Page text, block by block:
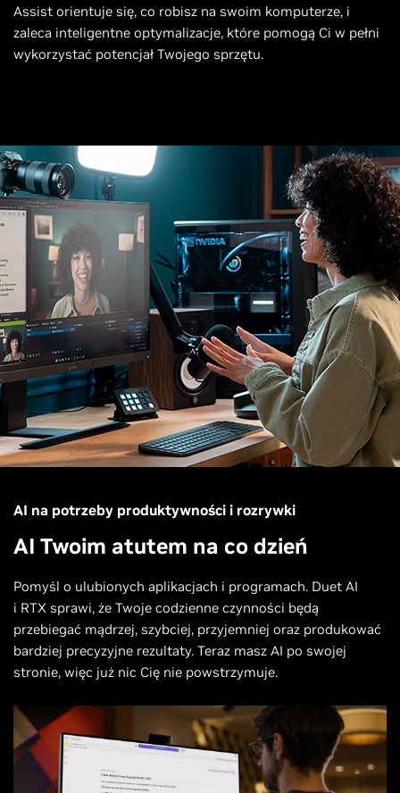
Assist orientuje się, co robisz na swoim komputerze, i
zaleca inteligentne optymalizacje, które pomogą Ci w pełni
wykorzystać potencjał Twojego sprzętu.
AI na potrzeby produktywności i rozrywki
AI Twoim atutem na co dzień
Pomyśl o ulubionych aplikacjach i programach. Duet AI
i RTX sprawi, że Twoje codzienne czynności będą
przebiegać mądrzej, szybciej, przyjemniej oraz produkować
bardziej precyzyjne rezultaty. Teraz masz AI po swojej
stronie, więc już nic Cię nie powstrzymuje.